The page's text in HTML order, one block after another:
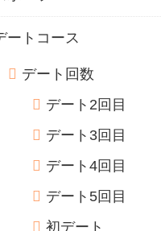
【受験生版】
んのその後は
受験の現在の
ンディング】
カテゴリー
ふるさと納税
スポーツ